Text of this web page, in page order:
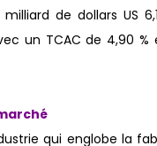
de dollars US
un TCAC de 4,90 %
qui englobe la